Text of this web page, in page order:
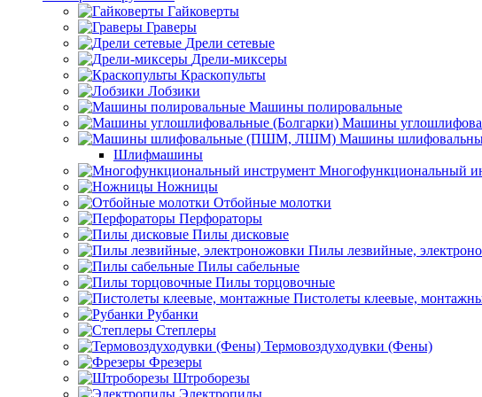
Гайковерты
Граверы
Дрели сетевые
Дрели-миксеры
Краскопульты
Лобзики
Машины полировальные
Машины
Машины
Шлифмашины
Многофункциональный
Ножницы
Отбойные молотки
Перфораторы
Пилы дисковые
Пилы лезвийные,
Пилы сабельные
Пилы торцовочные
Пистолеты клеевые,
Рубанки
Степлеры
Термовоздуходувки (Фены)
Фрезеры
Штроборезы
Электропилы